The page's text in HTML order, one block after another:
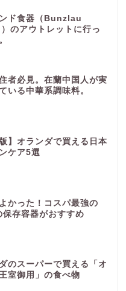
ド食器（Bunzlau
のアウトレットに行っ
者必見。在蘭中国人が実
いる中華系調味料。
版】オランダで買える日本
ケア5選
かった！コスパ最強の
保存容器がおすすめ
のスーパーで買える「オ
室御用」の食べ物